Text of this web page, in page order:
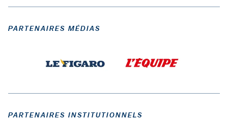
PARTENAIRES MÉDIAS
PARTENAIRES INSTITUTIONNELS